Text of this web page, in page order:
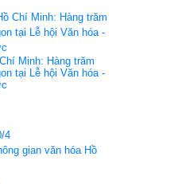
Minh: Hàng trăm
tại Lễ hội Văn hóa -
4
gian văn hóa Hồ